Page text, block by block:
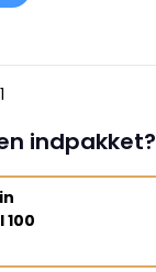
indpakket?